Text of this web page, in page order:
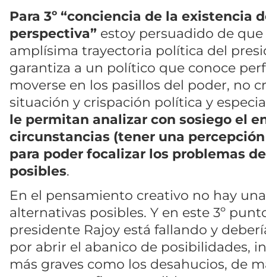
Para 3º “conciencia de la existencia
perspectiva” estoy persuadido de que
amplísima trayectoria política del
garantiza a un político que conoce
moverse en los pasillos del poder, no
situación y crispación política y
le permitan analizar con sosiego el
circunstancias (tener una
para poder focalizar los problemas
posibles.
En el pensamiento creativo no hay
alternativas posibles. Y en este 3º
presidente Rajoy está fallando y
por abrir el abanico de posibilidades,
más graves como los desahucios, de